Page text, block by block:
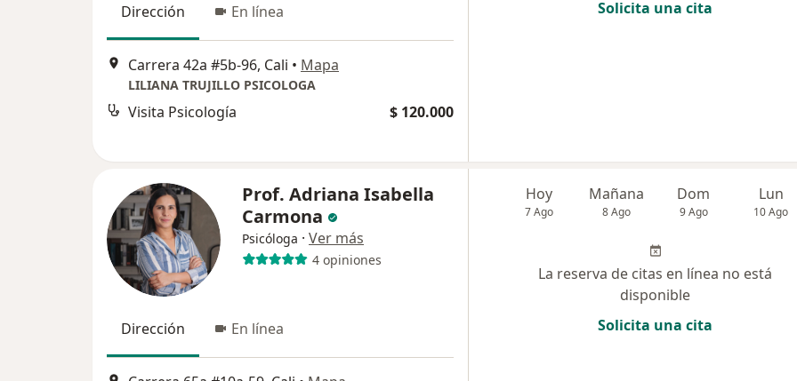
Dirección En línea
Carrera 42a #5b-96, Cali • Mapa
LILIANA TRUJILLO PSICOLOGA
Visita Psicología $ 120.000
Solicita una cita
Prof. Adriana Isabella
Carmona
Psicóloga · Ver más
4 opiniones
Dirección En línea
Hoy
7 Ago
Mañana
8 Ago
Dom
9 Ago
Lun
10 Ago
La reserva de citas en línea no está
disponible
Solicita una cita